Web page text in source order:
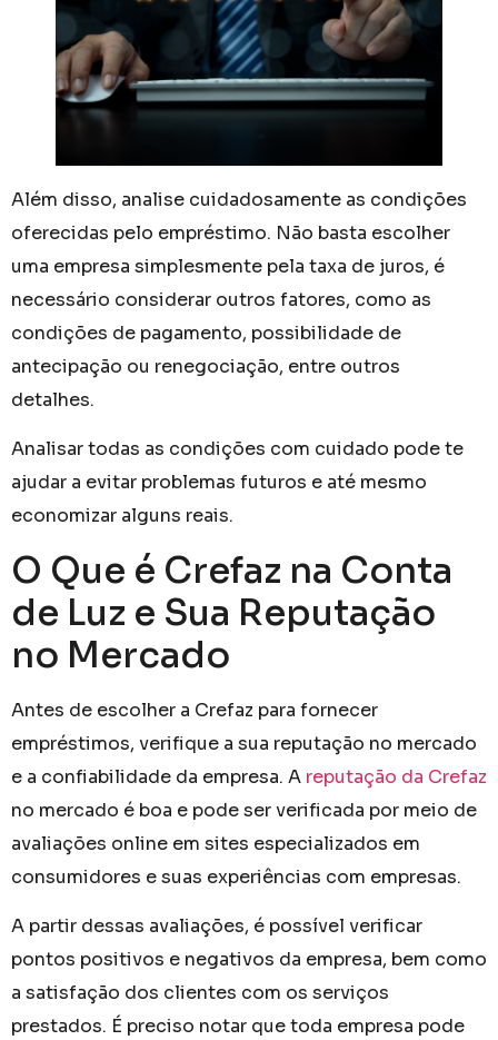
Além disso, analise cuidadosamente as condições
oferecidas pelo empréstimo. Não basta escolher
uma empresa simplesmente pela taxa de juros, é
necessário considerar outros fatores, como as
condições de pagamento, possibilidade de
antecipação ou renegociação, entre outros
detalhes.
Analisar todas as condições com cuidado pode te
ajudar a evitar problemas futuros e até mesmo
economizar alguns reais.
O Que é Crefaz na Conta
de Luz e Sua Reputação
no Mercado
Antes de escolher a Crefaz para fornecer
empréstimos, verifique a sua reputação no mercado
e a confiabilidade da empresa. A reputação da Crefaz
no mercado é boa e pode ser verificada por meio de
avaliações online em sites especializados em
consumidores e suas experiências com empresas.
A partir dessas avaliações, é possível verificar
pontos positivos e negativos da empresa, bem como
a satisfação dos clientes com os serviços
prestados. É preciso notar que toda empresa pode